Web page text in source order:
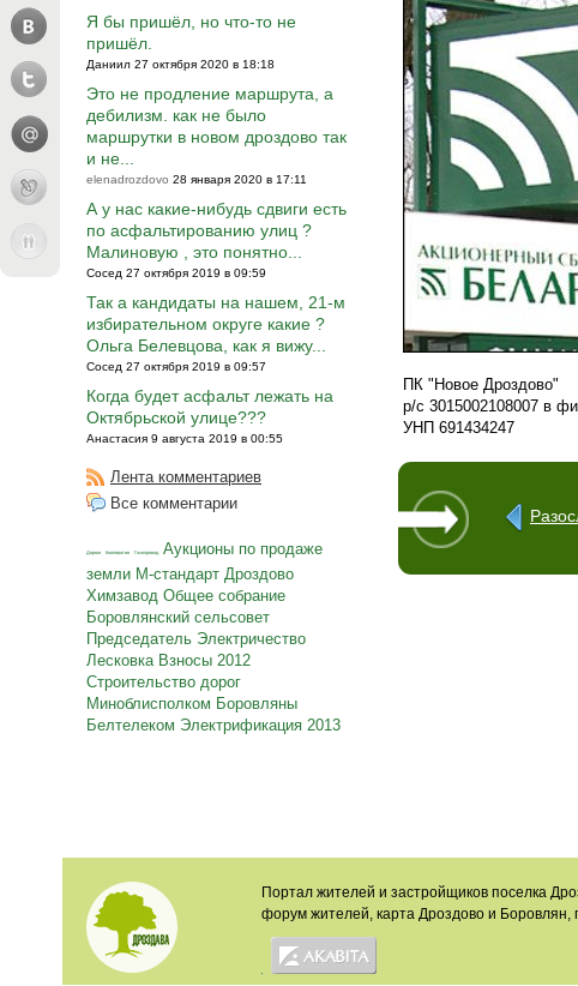
Я бы пришёл, но что-то не
пришёл.
Даниил 27 октября 2020 в 18:18
Это не продление маршрута, а
дебилизм. как не было
маршрутки в новом дроздово так
и не...
elenadrozdovo 28 января 2020 в 17:11
А у нас какие-нибудь сдвиги есть
по асфальтированию улиц ?
Малиновую , это понятно...
Сосед 27 октября 2019 в 09:59
Так а кандидаты на нашем, 21-м
избирательном округе какие ?
Ольга Белевцова, как я вижу...
Сосед 27 октября 2019 в 09:57
Когда будет асфальт лежать на
Октябрьской улице???
Анастасия 9 августа 2019 в 00:55
Лента комментариев
Все комментарии
Дороги Кооператив Газопровод
Аукционы по продаже
земли М-стандарт Дроздово
Химзавод Общее собрание
Боровлянский сельсовет
Председатель Электричество
Лесковка Взносы 2012
Строительство дорог
Миноблисполком Боровляны
Белтелеком Электрификация 2013
ПК "Новое Дроздово"
р/с 3015002108007 в
УНП 691434247
Портал жителей и застройщиков поселка
форум жителей, карта Дроздово и Боровлян,